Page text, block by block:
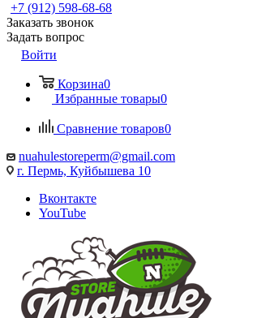
+7 (912) 598-68-68
Заказать звонок
Задать вопрос
Войти
Корзина0
Избранные товары0
Сравнение товаров0
nuahulestoreperm@gmail.com
г. Пермь, Куйбышева 10
Вконтакте
YouTube